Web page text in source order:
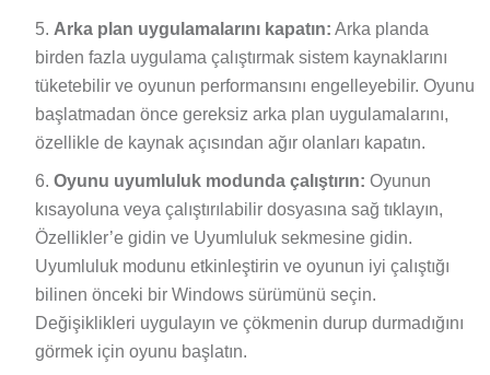
Arka plan uygulamalarını kapatın: Arka planda
birden fazla uygulama çalıştırmak sistem kaynaklarını
tüketebilir ve oyunun performansını engelleyebilir. Oyunu
başlatmadan önce gereksiz arka plan uygulamalarını,
özellikle de kaynak açısından ağır olanları kapatın.
Oyunu uyumluluk modunda çalıştırın: Oyunun
kısayoluna veya çalıştırılabilir dosyasına sağ tıklayın,
Özellikler’e gidin ve Uyumluluk sekmesine gidin.
Uyumluluk modunu etkinleştirin ve oyunun iyi çalıştığı
bilinen önceki bir Windows sürümünü seçin.
Değişiklikleri uygulayın ve çökmenin durup durmadığını
görmek için oyunu başlatın.